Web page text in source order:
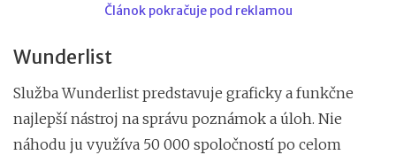
Článok pokračuje pod reklamou
Wunderlist
Služba Wunderlist predstavuje graficky a funkčne
najlepší nástroj na správu poznámok a úloh. Nie
náhodu ju využíva 50 000 spoločností po celom